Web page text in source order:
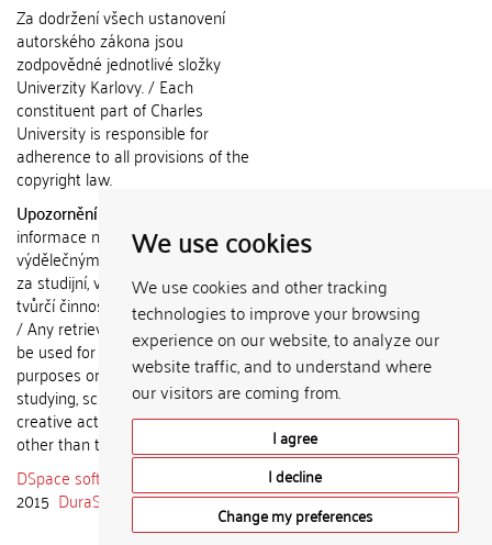
We use cookies
We use cookies and other tracking
technologies to improve your browsing
experience on our website, to analyze our
website traffic, and to understand where
our visitors are coming from.
I agree
I decline
Change my preferences
Za dodržení všech ustanovení
autorského zákona jsou
zodpovědné jednotlivé složky
Univerzity Karlovy. / Each
constituent part of Charles
University is responsible for
adherence to all provisions of the
copyright law.
Upozornění / Notice:
informace nemohou být použity k
výdělečným účelům nebo vydávány
za studijní, vědeckou nebo jinou
tvůrčí činnost jiné osoby než autora.
/ Any retrieved information shall not
be used for any commercial
purposes or claimed as results of
studying, scientific or any other
creative activities of any person
other than the author.
DSpace software
2015 DuraSpace